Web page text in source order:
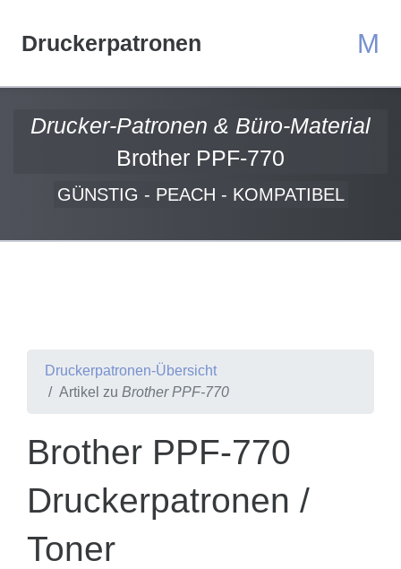
Druckerpatronen M
Drucker-Patronen & Büro-Material
Brother PPF-770
GÜNSTIG - PEACH - KOMPATIBEL
Druckerpatronen-Übersicht
Artikel zu Brother PPF-770
Brother PPF-770
Druckerpatronen /
Toner